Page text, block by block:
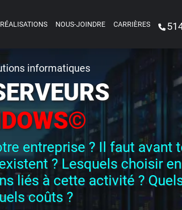
RÉALISATIONS NOUS-JOINDRE CARRIÈRES
informatiques
entreprise ? Il faut avant
? Lesquels choisir
liés à cette activité ?
coûts ?